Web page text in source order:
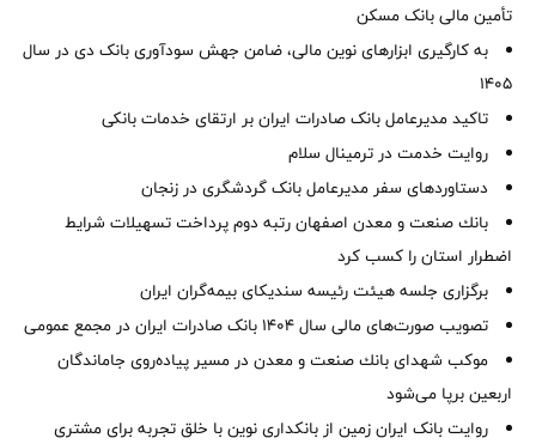
تأمین مالی بانک مسکن
به کارگیری ابزارهای نوین مالی، ضامن جهش سودآوری بانک دی در سال
1405
تاکید مدیرعامل بانک صادرات ایران بر ارتقای خدمات بانکی
روایت خدمت در ترمینال سلام
دستاوردهای سفر مدیرعامل بانک گردشگری در زنجان
بانك صنعت و معدن اصفهان رتبه دوم پرداخت تسهیلات شرایط
اضطرار استان را كسب كرد
برگزاری جلسه هیئت رئیسه سندیکای بیمه‌گران ایران
تصویب صورت‌های مالی سال ۱۴۰۴ بانک صادرات ایران در مجمع عمومی
موكب شهدای بانك صنعت و معدن در مسیر پیاده‌روی جاماندگان
اربعین برپا می‌شود
روایت بانک ایران زمین از بانکداری نوین با خلق تجربه برای مشتری